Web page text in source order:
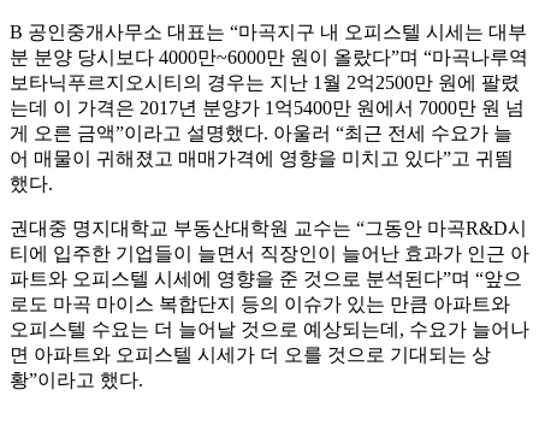
B 공인중개사무소 대표는 “마곡지구 내 오피스텔 시세는 대부
분 분양 당시보다 4000만~6000만 원이 올랐다”며 “마곡나루역
보타닉푸르지오시티의 경우는 지난 1월 2억2500만 원에 팔렸
는데 이 가격은 2017년 분양가 1억5400만 원에서 7000만 원 넘
게 오른 금액”이라고 설명했다. 아울러 “최근 전세 수요가 늘
어 매물이 귀해졌고 매매가격에 영향을 미치고 있다”고 귀띔
했다.
권대중 명지대학교 부동산대학원 교수는 “그동안 마곡R&D시
티에 입주한 기업들이 늘면서 직장인이 늘어난 효과가 인근 아
파트와 오피스텔 시세에 영향을 준 것으로 분석된다”며 “앞으
로도 마곡 마이스 복합단지 등의 이슈가 있는 만큼 아파트와
오피스텔 수요는 더 늘어날 것으로 예상되는데, 수요가 늘어나
면 아파트와 오피스텔 시세가 더 오를 것으로 기대되는 상
황”이라고 했다.